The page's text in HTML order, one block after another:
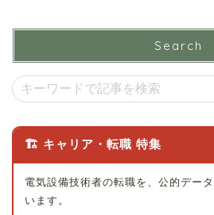
Search
🏗 キャリア・転職 特集
電気設備技術者の転職を、公的デー
います。